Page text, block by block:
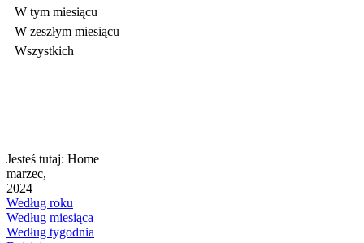
W tym miesiącu
W zeszłym miesiącu
Wszystkich
Jesteś tutaj: Home
marzec,
2024
Według roku
Według miesiąca
Według tygodnia